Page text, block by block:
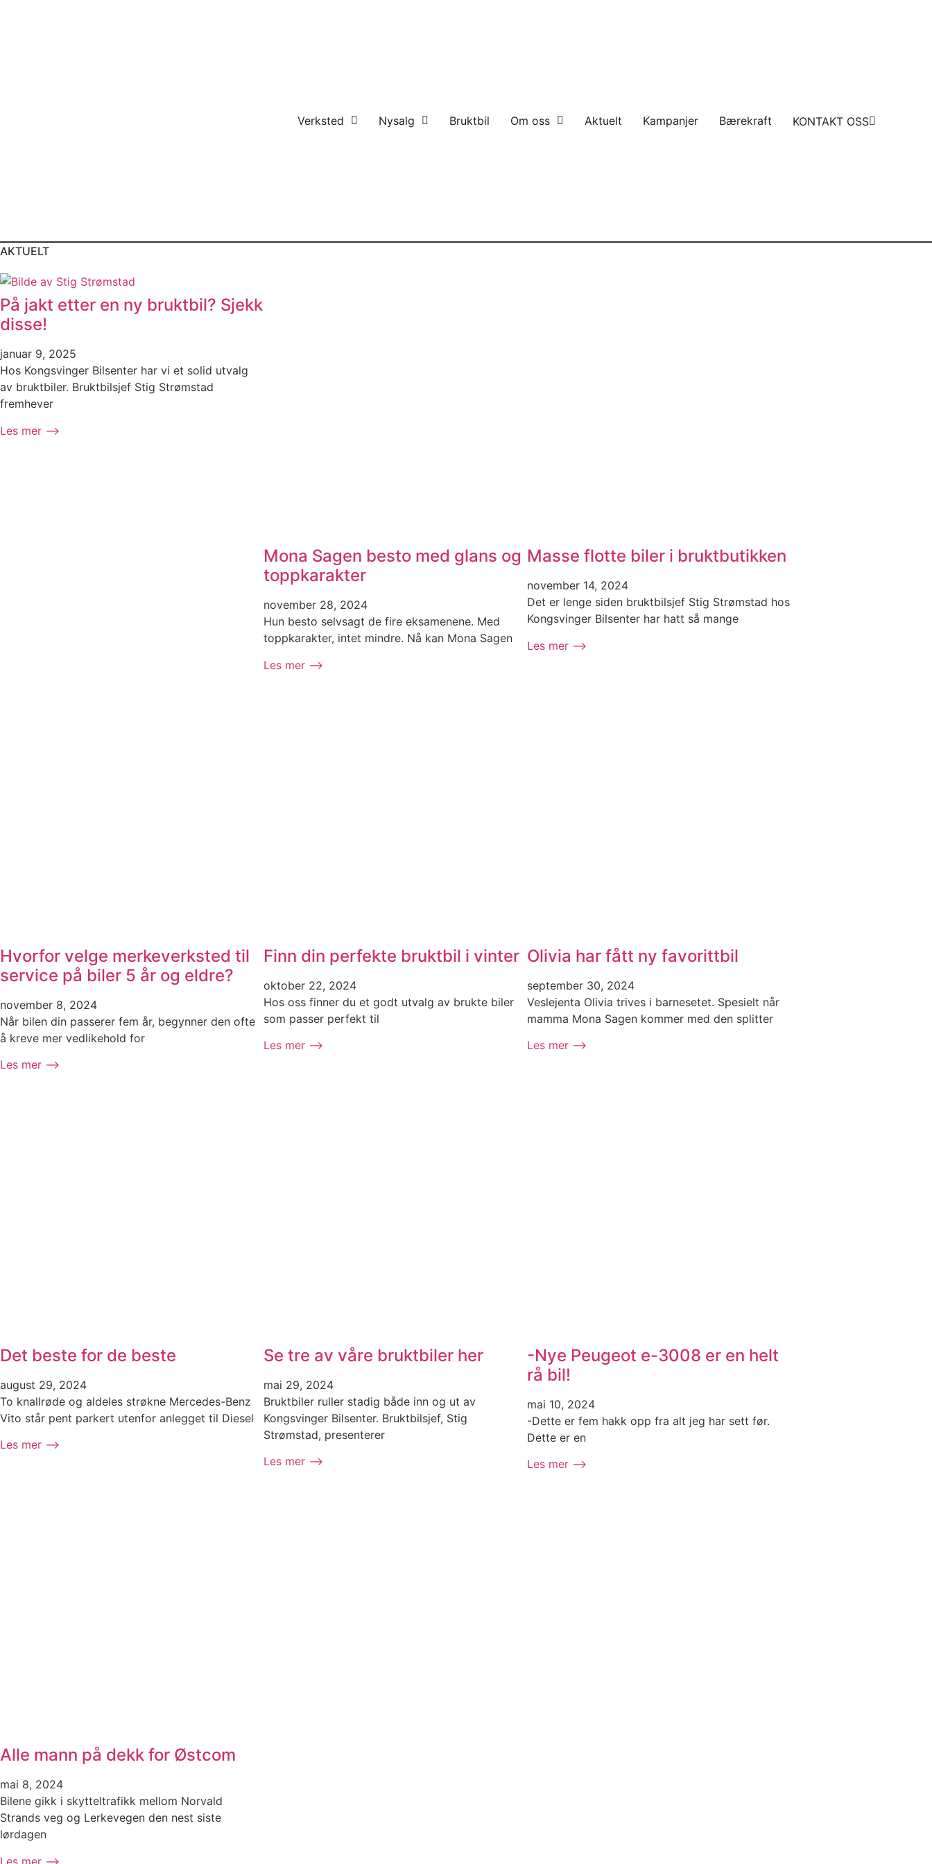
Verksted Nysalg Bruktbil Om oss Aktuelt Kampanjer Bærekraft KONTAKT OSS
AKTUELT
På jakt etter en ny bruktbil? Sjekk
disse!
januar 9, 2025
Hos Kongsvinger Bilsenter har vi et solid utvalg
av bruktbiler. Bruktbilsjef Stig Strømstad
fremhever
Les mer ⟶
Mona Sagen besto med glans og
toppkarakter
november 28, 2024
Hun besto selvsagt de fire eksamenene. Med
toppkarakter, intet mindre. Nå kan Mona Sagen
Les mer ⟶
Masse flotte biler i bruktbutikken
november 14, 2024
Det er lenge siden bruktbilsjef Stig Strømstad hos
Kongsvinger Bilsenter har hatt så mange
Les mer ⟶
Hvorfor velge merkeverksted til
service på biler 5 år og eldre?
november 8, 2024
Når bilen din passerer fem år, begynner den ofte
å kreve mer vedlikehold for
Les mer ⟶
Finn din perfekte bruktbil i vinter
oktober 22, 2024
Hos oss finner du et godt utvalg av brukte biler
som passer perfekt til
Les mer ⟶
Olivia har fått ny favorittbil
september 30, 2024
Veslejenta Olivia trives i barnesetet. Spesielt når
mamma Mona Sagen kommer med den splitter
Les mer ⟶
Det beste for de beste
august 29, 2024
To knallrøde og aldeles strøkne Mercedes-Benz
Vito står pent parkert utenfor anlegget til Diesel
Les mer ⟶
Se tre av våre bruktbiler her
mai 29, 2024
Bruktbiler ruller stadig både inn og ut av
Kongsvinger Bilsenter. Bruktbilsjef, Stig
Strømstad, presenterer
Les mer ⟶
-Nye Peugeot e-3008 er en helt
rå bil!
mai 10, 2024
-Dette er fem hakk opp fra alt jeg har sett før.
Dette er en
Les mer ⟶
Alle mann på dekk for Østcom
mai 8, 2024
Bilene gikk i skytteltrafikk mellom Norvald
Strands veg og Lerkevegen den nest siste
lørdagen
Les mer ⟶